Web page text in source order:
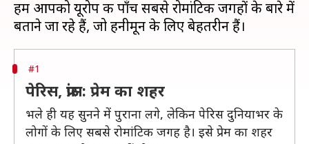
हम आपको यूरोप की पाँच सबसे रोमांटिक जगहों के बारे में
#1
पेरिस, फ्रांस: प्रेम का शहर
भले ही यह सुनने में पुराना लगे, लेकिन पेरिस दुनियाभर के
लोगों के लिए सबसे रोमांटिक जगह है। इसे प्रेम का शहर